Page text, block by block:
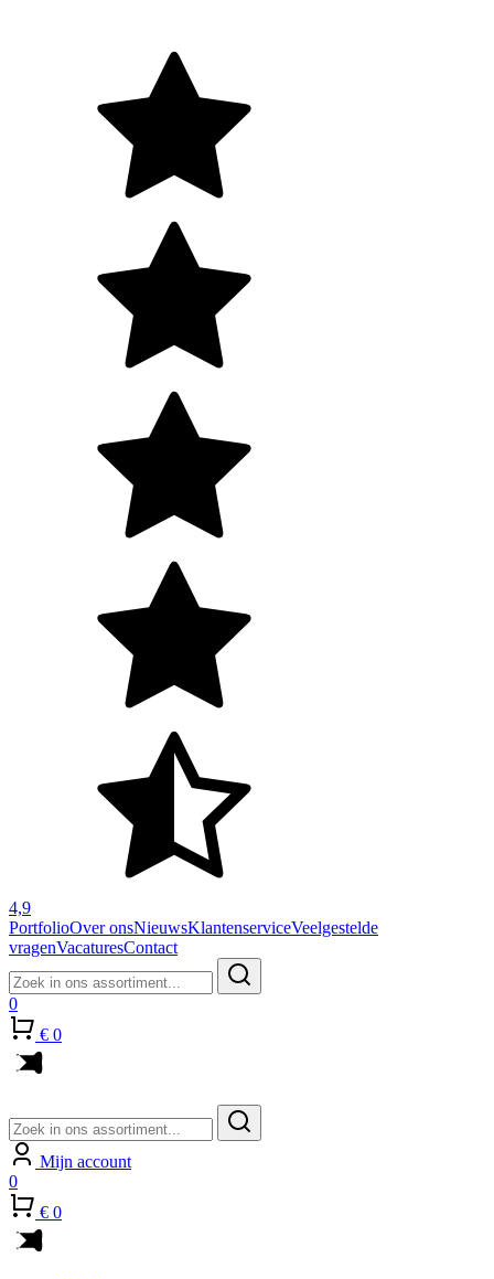
4,9
PortfolioOver onsNieuwsKlantenserviceVeelgestelde
vragenVacaturesContact
naar:
0
€ 0
naar:
Mijn account
0
€ 0